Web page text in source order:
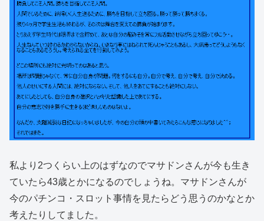
私より2つくらい上のはずなのでマサドンさんが今も生き
ていたら43歳とかになるのでしょうね。マサドンさんが
今のパチンコ・スロット事情を見たらどう思うのかなとか
考えたりしてました。